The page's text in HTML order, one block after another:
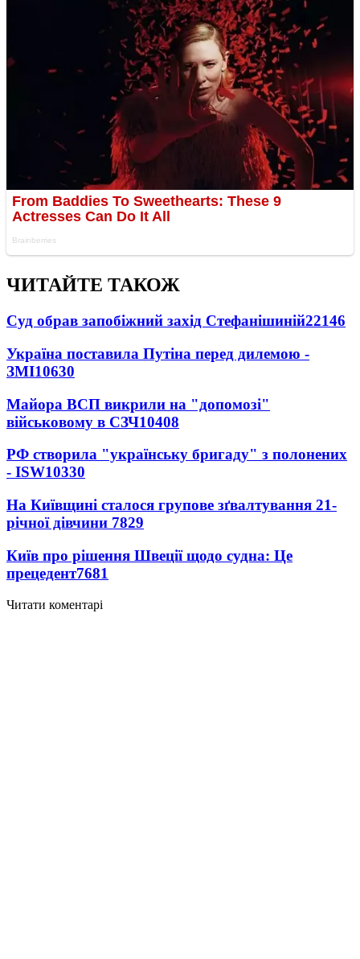
ЧИТАЙТЕ ТАКОЖ
Суд обрав запобіжний захід Стефанішиній22146
Україна поставила Путіна перед дилемою -
ЗМІ10630
Майора ВСП викрили на "допомозі"
військовому в СЗЧ10408
РФ створила "українську бригаду" з полонених
- ISW10330
На Київщині сталося групове зґвалтування 21-
річної дівчини 7829
Київ про рішення Швеції щодо судна: Це
прецедент7681
Читати коментарі